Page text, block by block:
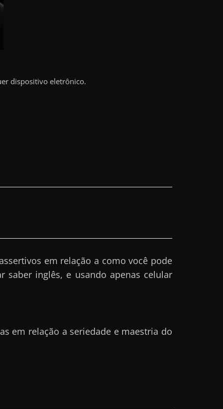
dispositivo eletrônico.
em relação a como você pode
saber inglês, e usando apenas celular
em relação a seriedade e maestria do